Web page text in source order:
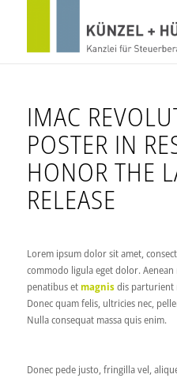
IMAC
POSTER IN
HONOR THE
RELEASE
Lorem ipsum dolor sit amet,
commodo ligula eget dolor. Aenean
penatibus etmagnisdis parturient
Donec quam felis, ultricies nec,
Nulla consequat massa quis enim.
Donec pede justo, fringilla vel,